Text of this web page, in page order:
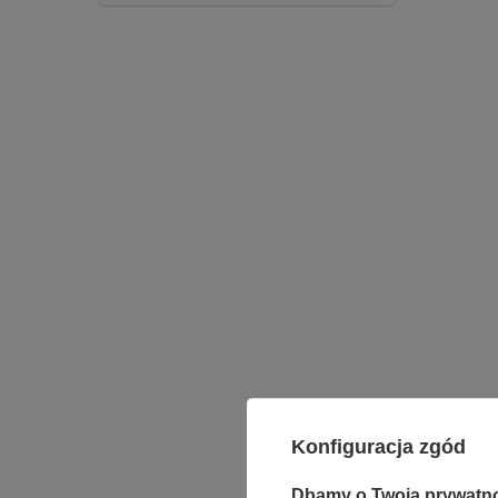
Konfiguracja zgód